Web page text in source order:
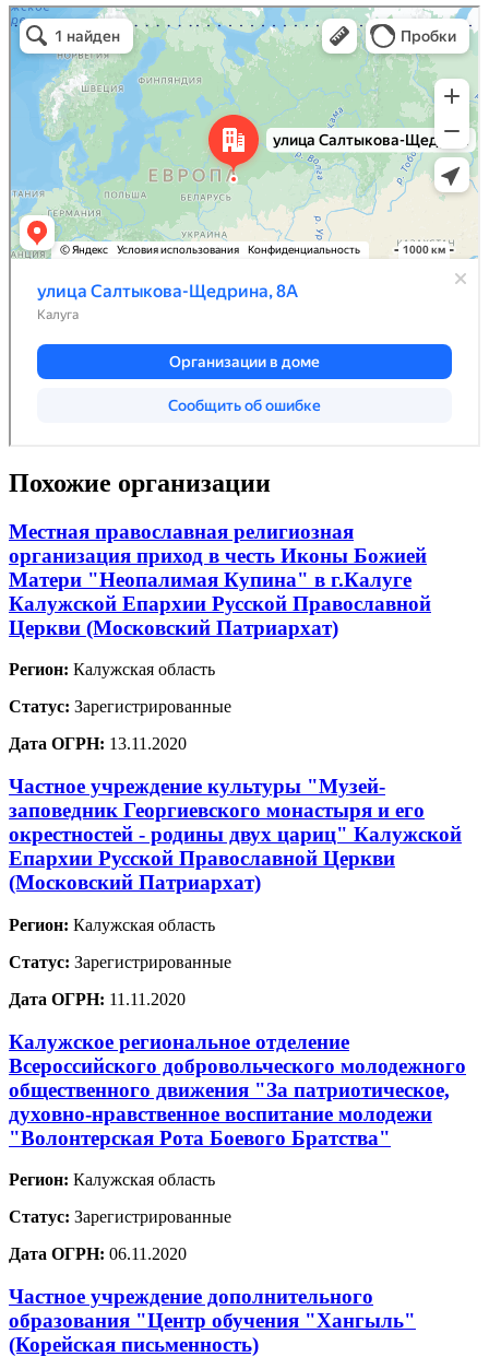
Похожие организации
Местная православная религиозная
организация приход в честь Иконы Божией
Матери "Неопалимая Купина" в г.Калуге
Калужской Епархии Русской Православной
Церкви (Московский Патриархат)
Регион: Калужская область
Статус: Зарегистрированные
Дата ОГРН: 13.11.2020
Частное учреждение культуры "Музей-
заповедник Георгиевского монастыря и его
окрестностей - родины двух цариц" Калужской
Епархии Русской Православной Церкви
(Московский Патриархат)
Регион: Калужская область
Статус: Зарегистрированные
Дата ОГРН: 11.11.2020
Калужское региональное отделение
Всероссийского добровольческого молодежного
общественного движения "За патриотическое,
духовно-нравственное воспитание молодежи
"Волонтерская Рота Боевого Братства"
Регион: Калужская область
Статус: Зарегистрированные
Дата ОГРН: 06.11.2020
Частное учреждение дополнительного
образования "Центр обучения "Хангыль"
(Корейская письменность)